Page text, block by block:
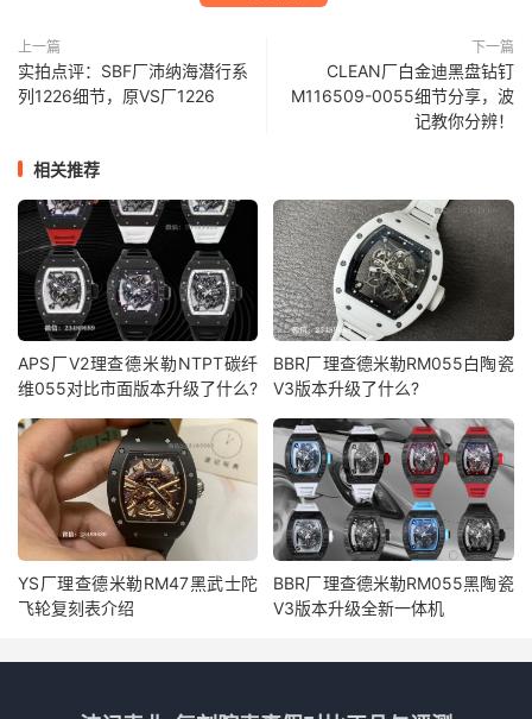
上一篇
实拍点评：SBF厂沛纳海潜行系
列1226细节，原VS厂1226
下一篇
CLEAN厂白金迪黑盘钻钉
M116509-0055细节分享，波
记教你分辨！
相关推荐
APS厂V2理查德米勒NTPT碳纤
维055对比市面版本升级了什么?
BBR厂理查德米勒RM055白陶瓷
V3版本升级了什么?
YS厂理查德米勒RM47黑武士陀
飞轮复刻表介绍
BBR厂理查德米勒RM055黑陶瓷
V3版本升级全新一体机